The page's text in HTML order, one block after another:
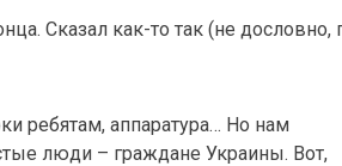
Сказал как-то так (не дословно,
ребятам, аппаратура… Но нам
люди – граждане Украины. Вот,